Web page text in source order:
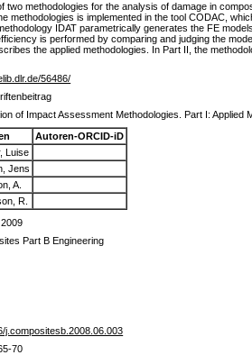
methodologies for the analysis of damage in
methodologies is implemented in the tool CODAC,
IDAT parametrically generates the FE
is performed by comparing and judging the
the applied methodologies. In Part II, the
56486/
of Impact Assessment Methodologies. Part I: Applied
Autoren-ORCID-iD
Luise
Jens
A.
R.
Part B Engineering
j.compositesb.2008.06.003
70